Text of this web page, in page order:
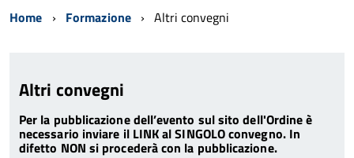
Home Formazione Altri convegni
Altri convegni
Per la pubblicazione dell’evento sul sito dell'Ordine è
necessario inviare il LINK al SINGOLO convegno. In
difetto NON si procederà con la pubblicazione.